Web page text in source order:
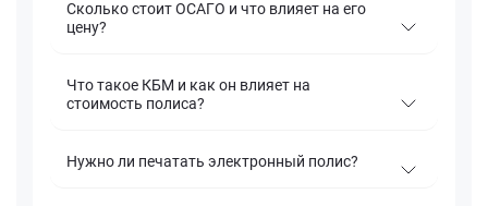
Сколько стоит ОСАГО и что влияет на его
цену?
Что такое КБМ и как он влияет на
стоимость полиса?
Нужно ли печатать электронный полис?